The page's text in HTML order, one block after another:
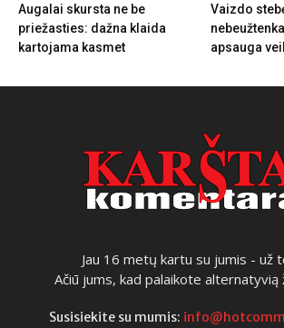
Augalai skursta ne be
priežasties: dažna klaida
kartojama kasmet
Vaizdo
apsauga
Jau 16 metų kartu su jumis - už
Ačiū jums, kad palaikote alternatyvią
Susisiekite su mumis: